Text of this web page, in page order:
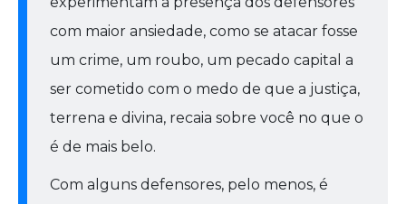
com maior ansiedade, como se atacar fosse
um crime, um roubo, um pecado capital a
ser cometido com o medo de que a justiça,
terrena e divina, recaia sobre você no que o
é de mais belo.
Com alguns defensores, pelo menos, é